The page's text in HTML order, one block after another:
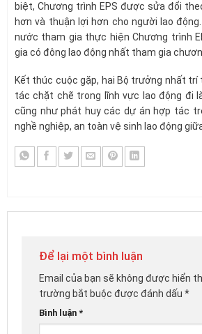
biệt, Chương trình EPS được sửa đổi
hơn và thuận lợi hơn cho người lao
nước tham gia thực hiện Chương trình
gia có đông lao động nhất tham gia
Kết thúc cuộc gặp, hai Bộ trưởng nhất
tác chặt chẽ trong lĩnh vực lao động đi
cũng như phát huy các dự án hợp tác
nghề nghiệp, an toàn vệ sinh lao động
Để lại một bình luận
Email của bạn sẽ không được hiển
trường bắt buộc được đánh dấu *
Bình luận *